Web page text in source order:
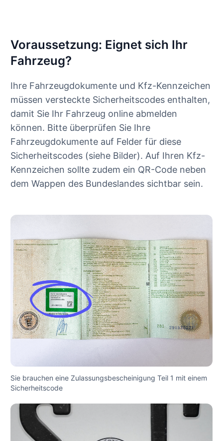
Voraussetzung: Eignet sich Ihr
Fahrzeug?
Ihre Fahrzeugdokumente und Kfz-Kennzeichen
müssen versteckte Sicherheitscodes enthalten,
damit Sie Ihr Fahrzeug online abmelden
können. Bitte überprüfen Sie Ihre
Fahrzeugdokumente auf Felder für diese
Sicherheitscodes (siehe Bilder). Auf Ihren Kfz-
Kennzeichen sollte zudem ein QR-Code neben
dem Wappen des Bundeslandes sichtbar sein.
Sie brauchen eine Zulassungsbescheinigung Teil 1 mit einem
Sicherheitscode